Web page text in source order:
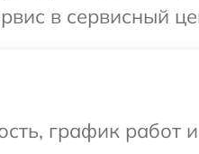
в сервисный
график работ